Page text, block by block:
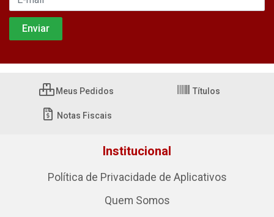
Meus Pedidos Títulos
Notas Fiscais
Institucional
Política de Privacidade de Aplicativos
Quem Somos